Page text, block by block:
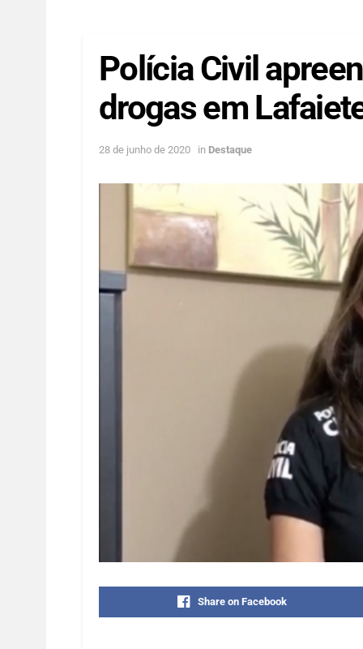
Polícia Civil
drogas em
28 de junho de 2020 in Destaque
Share on Facebook